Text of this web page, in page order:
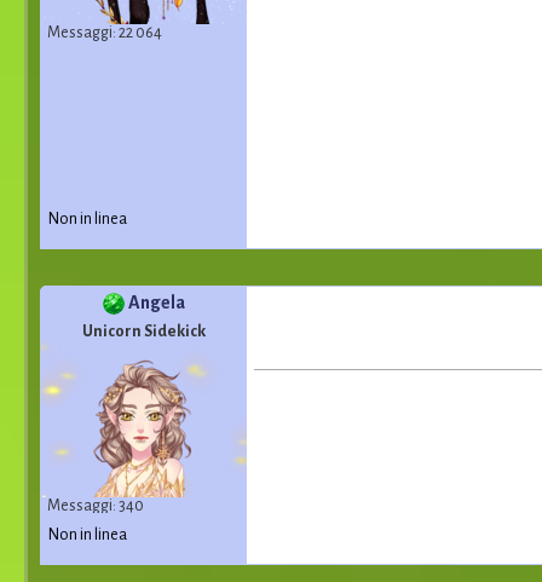
Messaggi: 22 064
Non in linea
Angela
Unicorn Sidekick
Messaggi: 340
Non in linea